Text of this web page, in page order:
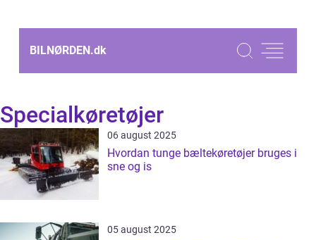
BILNØRDEN.dk
Specialkøretøjer
06 august 2025
Hvordan tunge bæltekøretøjer bruges i
sne og is
05 august 2025